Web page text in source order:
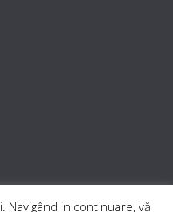
in continuare, vă